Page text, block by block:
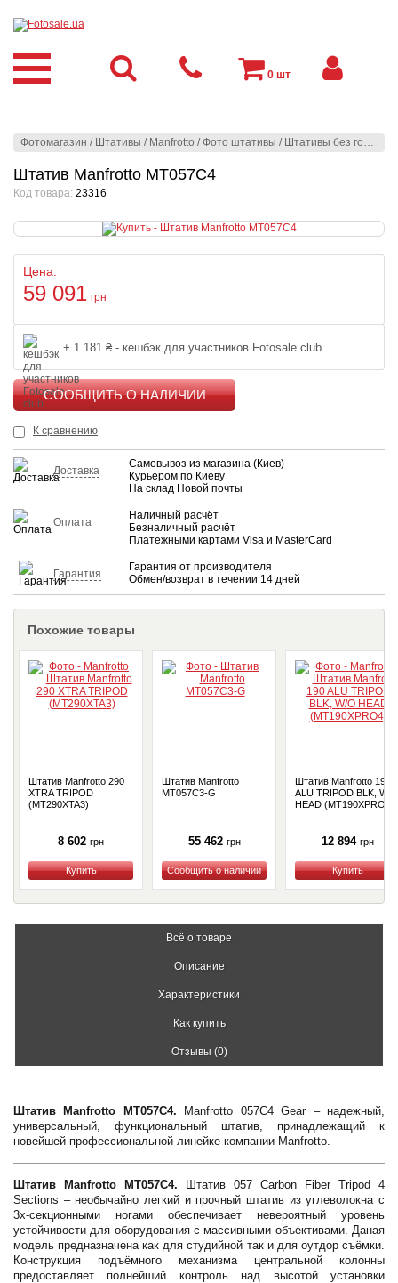
Фотомагазин / Штативы / Manfrotto /Фото штативы / Штативы без головы
Штатив Manfrotto MT057C4
Код товара: 23316
Цена:
59 091 грн
+ 1 181 ₴ - кешбэк для участников Fotosale club
К сравнению
Доставка
Самовывоз из магазина (Киев)
Курьером по Киеву
На склад Новой почты
Оплата
Наличный расчёт
Безналичный расчёт
Платежными картами Visa и MasterCard
Гарантия
Гарантия от производителя
Обмен/возврат в течении 14 дней
Похожие товары
Штатив Manfrotto 290
XTRA TRIPOD
(MT290XTA3)
8 602 грн
Купить
Штатив Manfrotto
MT057C3-G
55 462 грн
Купить
Штатив Manfrotto 190
ALU TRIPOD BLK, W/O
HEAD (MT190XPRO4)
12 894 грн
Купить
Всё о товаре
Описание
Характеристики
Как купить
Отзывы (0)
Штатив Manfrotto MT057C4.
Manfrotto 057C4 Gear – надежный,
универсальный, функциональный штатив, принадлежащий к
новейшей профессиональной линейке компании Manfrotto.
Штатив Manfrotto MT057C4. Штатив 057 Carbon Fiber Tripod 4
Sections – необычайно легкий и прочный штатив из углеволокна с
3х-секционными ногами обеспечивает невероятный уровень
устойчивости для оборудования с массивными объективами. Даная
модель предназначена как для студийной так и для оутдор съёмки.
Конструкция подъёмного механизма центральной колонны
предоставляет полнейший контроль над высотой установки
0 шт